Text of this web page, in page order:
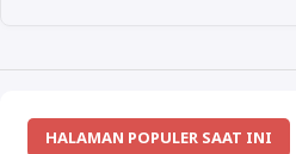
HALAMAN POPULER SAAT INI